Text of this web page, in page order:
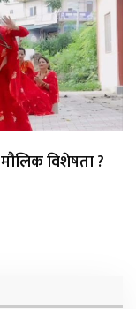
विशेषता ?